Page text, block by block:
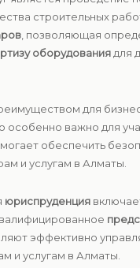
строительных
, позволяющая
оборудования для
для
особенно важно для
обеспечить
и услугам в Алматы.
юриспруденция
эффективно
и услугам в Алматы.